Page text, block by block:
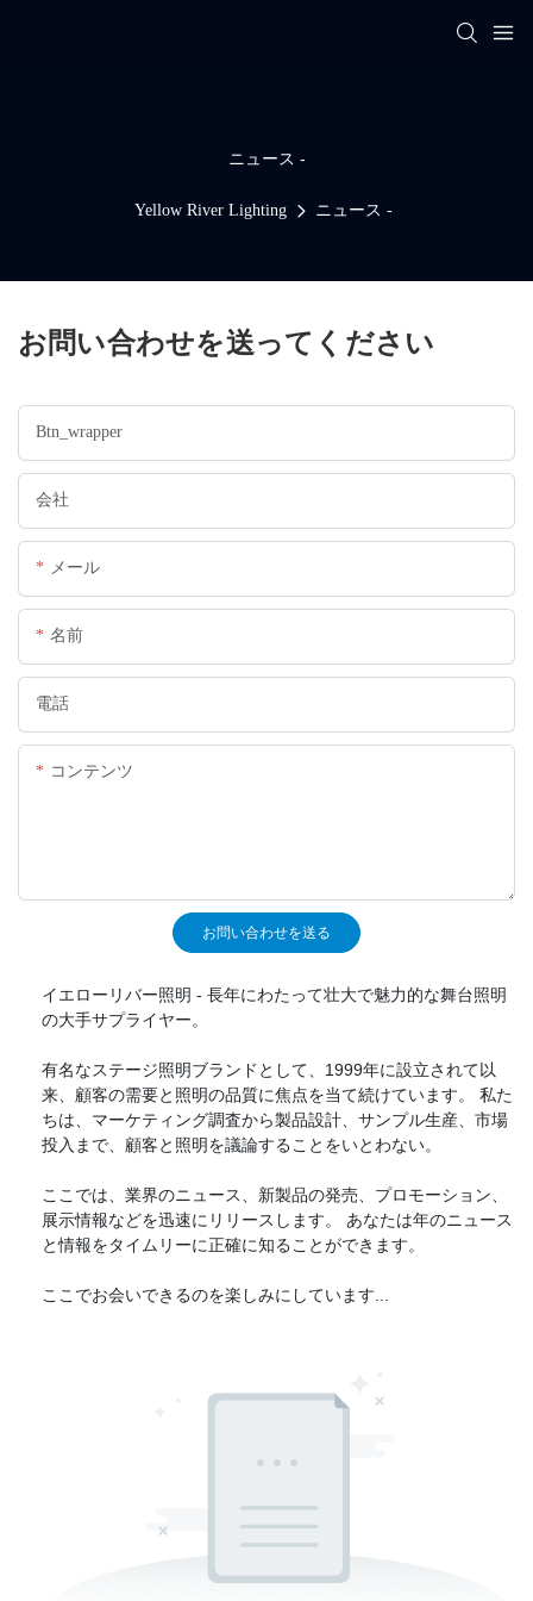
ニュース -
Yellow River Lighting ニュース -
お問い合わせを送ってください
Btn_wrapper
会社
メール
名前
電話
コンテンツ
お問い合わせを送る
イエローリバー照明 - 長年にわたって壮大で魅力的な舞台照明
の大手サプライヤー。
有名なステージ照明ブランドとして、1999年に設立されて以
来、顧客の需要と照明の品質に焦点を当て続けています。 私た
ちは、マーケティング調査から製品設計、サンプル生産、市場
投入まで、顧客と照明を議論することをいとわない。
ここでは、業界のニュース、新製品の発売、プロモーション、
展示情報などを迅速にリリースします。 あなたは年のニュース
と情報をタイムリーに正確に知ることができます。
ここでお会いできるのを楽しみにしています...